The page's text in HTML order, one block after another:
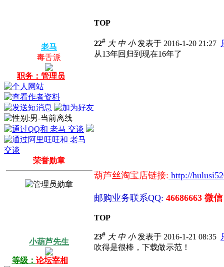
TOP
老马
毒舌派
职务：管理员
荣誉勋章
22# 大 中 小发表于 2016-1-20 21:27
从13年回归到现在16年了
葫芦丝淘宝店链接: http://
邮购业务联系QQ: 46686663 微
TOP
小葫芦先生
等级： 论坛宰相
23# 大 中 小发表于 2016-1-21 08:35
吹得是很棒，下载做示范！